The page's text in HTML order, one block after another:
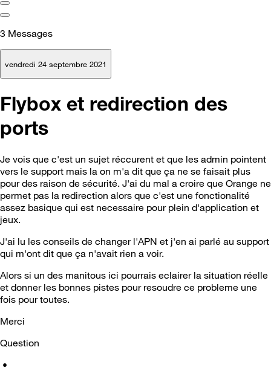
3 Messages
vendredi 24 septembre 2021
Flybox et redirection des
ports
Je vois que c'est un sujet réccurent et que les admin pointent
vers le support mais la on m'a dit que ça ne se faisait plus
pour des raison de sécurité. J'ai du mal a croire que Orange ne
permet pas la redirection alors que c'est une fonctionalité
assez basique qui est necessaire pour plein d'application et
jeux.
J'ai lu les conseils de changer l'APN et j'en ai parlé au support
qui m'ont dit que ça n'avait rien a voir.
Alors si un des manitous ici pourrais eclairer la situation réelle
et donner les bonnes pistes pour resoudre ce probleme une
fois pour toutes.
Merci
Question
•